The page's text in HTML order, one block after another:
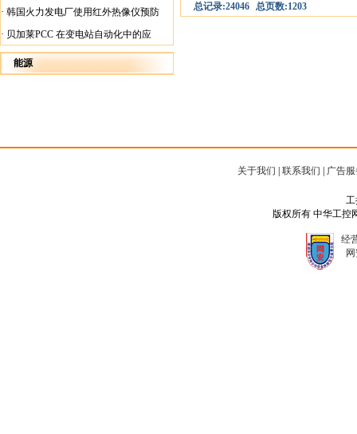
决方案
· 韩国火力发电厂使用红外热像仪预防
火灾
· 贝加莱PCC 在变电站自动化中的应
用
能源
总记录:24046 总页数:1203
关于我们 联系我们 广告
工
版权所有 中华工控
经